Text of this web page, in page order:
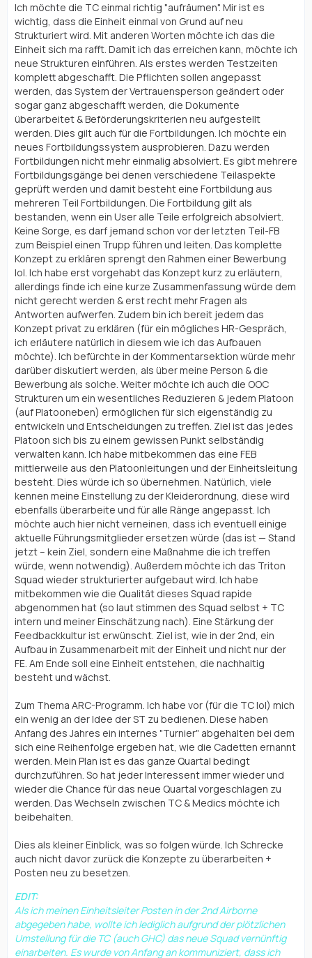
Ich möchte die TC einmal richtig "aufräumen". Mir ist es
wichtig, dass die Einheit einmal von Grund auf neu
Strukturiert wird. Mit anderen Worten möchte ich das die
Einheit sich ma rafft. Damit ich das erreichen kann, möchte ich
neue Strukturen einführen. Als erstes werden Testzeiten
komplett abgeschafft. Die Pflichten sollen angepasst
werden, das System der Vertrauensperson geändert oder
sogar ganz abgeschafft werden, die Dokumente
überarbeitet & Beförderungskriterien neu aufgestellt
werden. Dies gilt auch für die Fortbildungen. Ich möchte ein
neues Fortbildungssystem ausprobieren. Dazu werden
Fortbildungen nicht mehr einmalig absolviert. Es gibt mehrere
Fortbildungsgänge bei denen verschiedene Teilaspekte
geprüft werden und damit besteht eine Fortbildung aus
mehreren Teil Fortbildungen. Die Fortbildung gilt als
bestanden, wenn ein User alle Teile erfolgreich absolviert.
Keine Sorge, es darf jemand schon vor der letzten Teil-FB
zum Beispiel einen Trupp führen und leiten. Das komplette
Konzept zu erklären sprengt den Rahmen einer Bewerbung
lol. Ich habe erst vorgehabt das Konzept kurz zu erläutern,
allerdings finde ich eine kurze Zusammenfassung würde dem
nicht gerecht werden & erst recht mehr Fragen als
Antworten aufwerfen. Zudem bin ich bereit jedem das
Konzept privat zu erklären (für ein mögliches HR-Gespräch,
ich erläutere natürlich in diesem wie ich das Aufbauen
möchte). Ich befürchte in der Kommentarsektion würde mehr
darüber diskutiert werden, als über meine Person & die
Bewerbung als solche. Weiter möchte ich auch die OOC
Strukturen um ein wesentliches Reduzieren & jedem Platoon
(auf Platooneben) ermöglichen für sich eigenständig zu
entwickeln und Entscheidungen zu treffen. Ziel ist das jedes
Platoon sich bis zu einem gewissen Punkt selbständig
verwalten kann. Ich habe mitbekommen das eine FEB
mittlerweile aus den Platoonleitungen und der Einheitsleitung
besteht. Dies würde ich so übernehmen. Natürlich, viele
kennen meine Einstellung zu der Kleiderordnung, diese wird
ebenfalls überarbeite und für alle Ränge angepasst. Ich
möchte auch hier nicht verneinen, dass ich eventuell einige
aktuelle Führungsmitglieder ersetzen würde (das ist — Stand
jetzt – kein Ziel, sondern eine Maßnahme die ich treffen
würde, wenn notwendig). Außerdem möchte ich das Triton
Squad wieder strukturierter aufgebaut wird. Ich habe
mitbekommen wie die Qualität dieses Squad rapide
abgenommen hat (so laut stimmen des Squad selbst + TC
intern und meiner Einschätzung nach). Eine Stärkung der
Feedbackkultur ist erwünscht. Ziel ist, wie in der 2nd, ein
Aufbau in Zusammenarbeit mit der Einheit und nicht nur der
FE. Am Ende soll eine Einheit entstehen, die nachhaltig
besteht und wächst.
Zum Thema ARC-Programm. Ich habe vor (für die TC lol) mich
ein wenig an der Idee der ST zu bedienen. Diese haben
Anfang des Jahres ein internes "Turnier" abgehalten bei dem
sich eine Reihenfolge ergeben hat, wie die Cadetten ernannt
werden. Mein Plan ist es das ganze Quartal bedingt
durchzuführen. So hat jeder Interessent immer wieder und
wieder die Chance für das neue Quartal vorgeschlagen zu
werden. Das Wechseln zwischen TC & Medics möchte ich
beibehalten.
Dies als kleiner Einblick, was so folgen würde. Ich Schrecke
auch nicht davor zurück die Konzepte zu überarbeiten +
Posten neu zu besetzen.
EDIT:
Als ich meinen Einheitsleiter Posten in der 2nd Airborne
abgegeben habe, wollte ich lediglich aufgrund der plötzlichen
Umstellung für die TC (auch GHC) das neue Squad vernünftig
einarbeiten. Es wurde von Anfang an kommuniziert, dass ich